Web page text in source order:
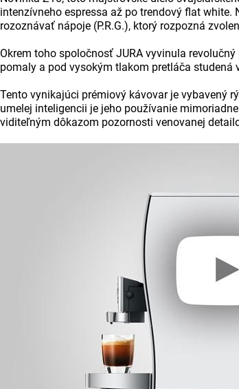
intenzívneho espressa až po trendový flat
rozoznávať nápoje (P.R.G.), ktorý rozpozná
Okrem toho spoločnosť JURA vyvinula
pomaly a pod vysokým tlakom pretláča studená
Tento vynikajúci prémiový kávovar je vybavený
umelej inteligencii je jeho používanie
viditeľným dôkazom pozornosti venovanej